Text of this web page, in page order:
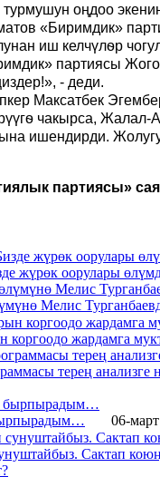
оңдоо
«Биримдик»
иш келчүлѳр
партиясы
- деди.
Максатбек
чакырса,
ишендирди.
партиясы»
жүрөк оорулары
Мелис
коргоодо жардамга
терең анализге
06-
Сактап